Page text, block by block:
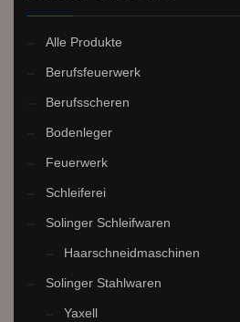
Alle Produkte
Berufsfeuerwerk
Berufsscheren
Bodenleger
Feuerwerk
Schleiferei
Solinger Schleifwaren
Haarschneidmaschinen
Solinger Stahlwaren
Yaxell